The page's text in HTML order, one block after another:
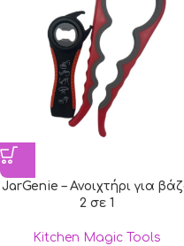
JarGenie – Ανοιχτήρι για
2 σε 1
Kitchen Magic Tools